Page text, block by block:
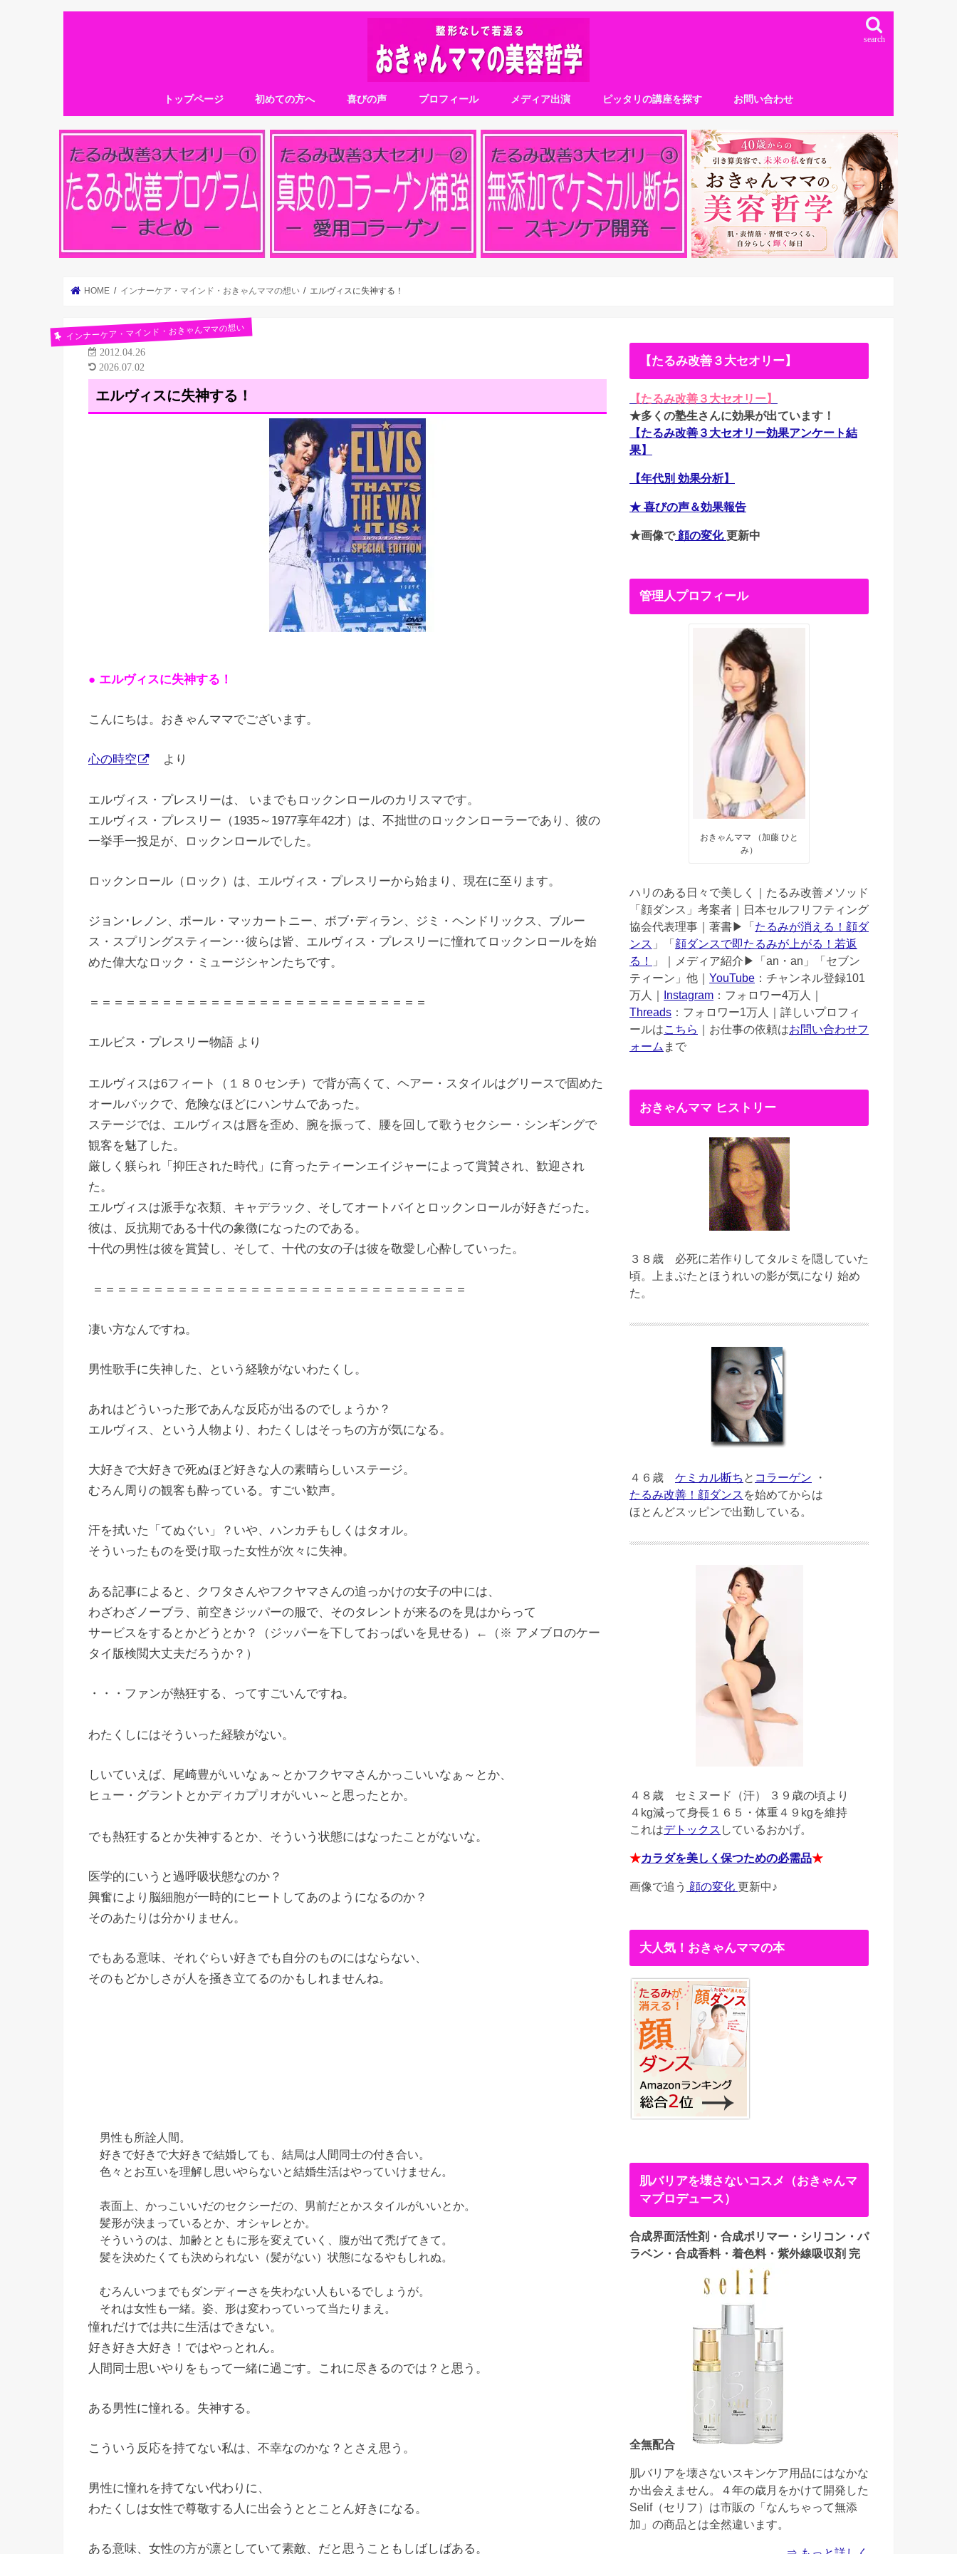
search
トップページ 初めての方へ 喜びの声 プロフィール メディア出演 ピッタリの講座を探す お問い合わせ
HOME インナーケア・マインド・おきゃんママの想い エルヴィスに失神する！
インナーケア・マインド・おきゃんママの想い
2012.04.26
2026.07.02
エルヴィスに失神する！
● エルヴィスに失神する！
こんにちは。おきゃんママでございます。
心の時空 より
エルヴィス・プレスリーは、 いまでもロックンロールのカリスマです。
エルヴィス・プレスリー（1935～1977享年42才）は、不拙世のロックンローラーであり、彼の
一挙手一投足が、ロックンロールでした。
ロックンロール（ロック）は、エルヴィス・プレスリーから始まり、現在に至ります。
ジョン･レノン、ポール・マッカートニー、ボブ･ディラン、ジミ・ヘンドリックス、ブルー
ス・スプリングスティーン‥彼らは皆、エルヴィス・プレスリーに憧れてロックンロールを始
めた偉大なロック・ミュージシャンたちです。
＝＝＝＝＝＝＝＝＝＝＝＝＝＝＝＝＝＝＝＝＝＝＝＝＝＝＝＝
エルビス・プレスリー物語 より
エルヴィスは6フィート（１８０センチ）で背が高くて、ヘアー・スタイルはグリースで固めた
オールバックで、危険なほどにハンサムであった。
ステージでは、エルヴィスは唇を歪め、腕を振って、腰を回して歌うセクシー・シンギングで
観客を魅了した。
厳しく躾られ「抑圧された時代」に育ったティーンエイジャーによって賞賛され、歓迎され
た。
エルヴィスは派手な衣類、キャデラック、そしてオートバイとロックンロールが好きだった。
彼は、反抗期である十代の象徴になったのである。
十代の男性は彼を賞賛し、そして、十代の女の子は彼を敬愛し心酔していった。
＝＝＝＝＝＝＝＝＝＝＝＝＝＝＝＝＝＝＝＝＝＝＝＝＝＝＝＝＝＝＝
凄い方なんですね。
男性歌手に失神した、という経験がないわたくし。
あれはどういった形であんな反応が出るのでしょうか？
エルヴィス、という人物より、わたくしはそっちの方が気になる。
大好きで大好きで死ぬほど好きな人の素晴らしいステージ。
むろん周りの観客も酔っている。すごい歓声。
汗を拭いた「てぬぐい」？いや、ハンカチもしくはタオル。
そういったものを受け取った女性が次々に失神。
ある記事によると、クワタさんやフクヤマさんの追っかけの女子の中には、
わざわざノーブラ、前空きジッパーの服で、そのタレントが来るのを見はからって
サービスをするとかどうとか？（ジッパーを下しておっぱいを見せる）←（※ アメブロのケー
タイ版検閲大丈夫だろうか？）
・・・ファンが熱狂する、ってすごいんですね。
わたくしにはそういった経験がない。
しいていえば、尾崎豊がいいなぁ～とかフクヤマさんかっこいいなぁ～とか、
ヒュー・グラントとかディカプリオがいい～と思ったとか。
でも熱狂するとか失神するとか、そういう状態にはなったことがないな。
医学的にいうと過呼吸状態なのか？
興奮により脳細胞が一時的にヒートしてあのようになるのか？
そのあたりは分かりません。
でもある意味、それぐらい好きでも自分のものにはならない、
そのもどかしさが人を掻き立てるのかもしれませんね。
男性も所詮人間。
好きで好きで大好きで結婚しても、結局は人間同士の付き合い。
色々とお互いを理解し思いやらないと結婚生活はやっていけません。
表面上、かっこいいだのセクシーだの、男前だとかスタイルがいいとか。
髪形が決まっているとか、オシャレとか。
そういうのは、加齢とともに形を変えていく、腹が出て禿げてきて。
髪を決めたくても決められない（髪がない）状態になるやもしれぬ。
むろんいつまでもダンディーさを失わない人もいるでしょうが。
それは女性も一緒。姿、形は変わっていって当たりまえ。
憧れだけでは共に生活はできない。
好き好き大好き！ではやっとれん。
人間同士思いやりをもって一緒に過ごす。これに尽きるのでは？と思う。
ある男性に憧れる。失神する。
こういう反応を持てない私は、不幸なのかな？とさえ思う。
男性に憧れを持てない代わりに、
わたくしは女性で尊敬する人に出会うととことん好きになる。
ある意味、女性の方が凛としていて素敵、だと思うこともしばしばある。
【たるみ改善３大セオリー】
【たるみ改善３大セオリー】
★多くの塾生さんに効果が出ています！
【たるみ改善３大セオリー効果アンケート結
果】
【年代別 効果分析】
★ 喜びの声＆効果報告
★画像で顔の変化更新中
管理人プロフィール
おきゃんママ （加藤 ひと
み）
ハリのある日々で美しく｜たるみ改善メソッド
「顔ダンス」考案者｜日本セルフリフティング
協会代表理事｜著書▶︎「 たるみが消える！顔ダ
ンス 」「 顔ダンスで即たるみが上がる！若返
る！
」｜メディア紹介▶︎「an・an」「セブン
ティーン」他｜ YouTube ：チャンネル登録101
万人｜
Instagram ：フォロワー4万人｜
Threads ：フォロワー1万人｜詳しいプロフィ
ールはこちら ｜お仕事の依頼はお問い合わせフ
ォーム まで
おきゃんママ ヒストリー
３８歳 必死に若作りしてタルミを隠していた
頃。上まぶたとほうれいの影が気になり 始め
た。
４６歳 ケミカル断ち と コラーゲン ・
たるみ改善！顔ダンス を始めてからは
ほとんどスッピンで出勤している。
４８歳 セミヌード（汗） ３９歳の頃より
４kg減って身長１６５・体重４９kgを維持
これはデトックス しているおかげ。
★カラダを美しく保つための必需品★
画像で追う 顔の変化 更新中♪
大人気！おきゃんママの本
肌バリアを壊さないコスメ（おきゃんマ
マプロデュース）
合成界面活性剤・合成ポリマー・シリコン・パ
ラベン・合成香料・着色料・紫外線吸収剤 完
全無配合
肌バリアを壊さないスキンケア用品にはなかな
か出会えません。４年の歳月をかけて開発した
Selif（セリフ）は市販の「なんちゃって無添
加」の商品とは全然違います。